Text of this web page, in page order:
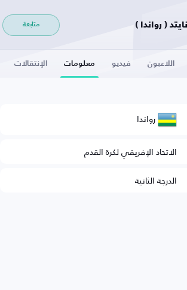
) متابعة
اللاعبون فيديو معلومات الإنتقالات
رواندا
الاتحاد الإفريقي لكرة القدم
الدرجة الثانية